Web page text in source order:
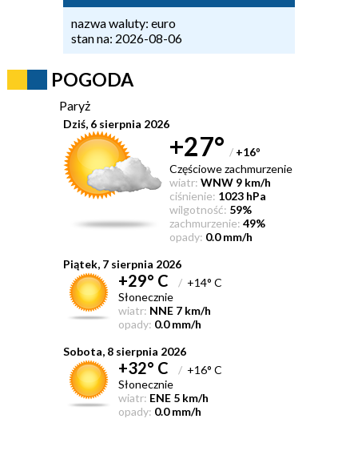
nazwa waluty: euro
stan na: 2026-08-06
POGODA
Paryż
Dziś, 6 sierpnia 2026
+27° / +16°
Częściowe zachmurzenie
wiatr: WNW 9 km/h
ciśnienie: 1023 hPa
wilgotność: 59%
zachmurzenie: 49%
opady: 0.0 mm/h
Piątek, 7 sierpnia 2026
+29° C /+14° C
Słonecznie
wiatr: NNE 7 km/h
opady: 0.0 mm/h
Sobota, 8 sierpnia 2026
+32° C /+16° C
Słonecznie
wiatr: ENE 5 km/h
opady: 0.0 mm/h